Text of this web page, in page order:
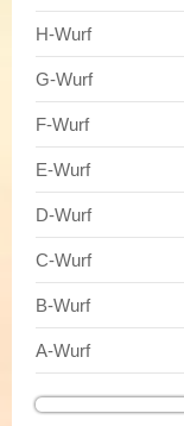
H-Wurf
G-Wurf
F-Wurf
E-Wurf
D-Wurf
C-Wurf
B-Wurf
A-Wurf